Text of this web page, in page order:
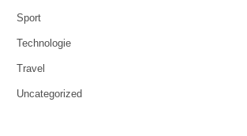
Sport
Technologie
Travel
Uncategorized